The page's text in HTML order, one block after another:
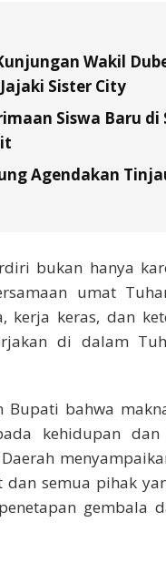
Wakil
Sister City
Siswa Baru di
Agendakan
bukan hanya
umat
keras, dan
di dalam
Bupati bahwa
kehidupan
semua pihak
gembala